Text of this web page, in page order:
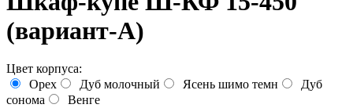
(вариант-A)
Цвет корпуса:
Орех
Дуб молочный Ясень шимо темн
Дуб
сонома
Венге